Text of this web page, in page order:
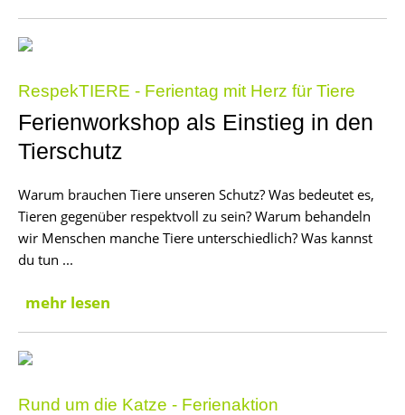
RespekTIERE - Ferientag mit Herz für Tiere
Ferienworkshop als Einstieg in den
Tierschutz
Warum brauchen Tiere unseren Schutz? Was bedeutet es,
Tieren gegenüber respektvoll zu sein? Warum behandeln
wir Menschen manche Tiere unterschiedlich? Was kannst
du tun ...
mehr lesen
Rund um die Katze - Ferienaktion